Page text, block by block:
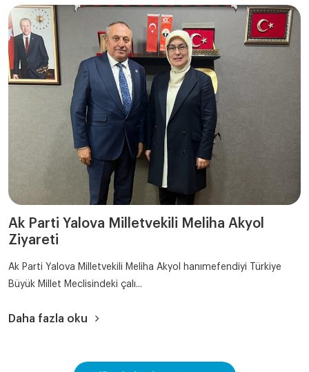
Ak Parti Yalova Milletvekili Meliha Akyol
Ziyareti
Ak Parti Yalova Milletvekili Meliha Akyol hanımefendiyi Türkiye
Büyük Millet Meclisindeki çalı...
Daha fazla oku